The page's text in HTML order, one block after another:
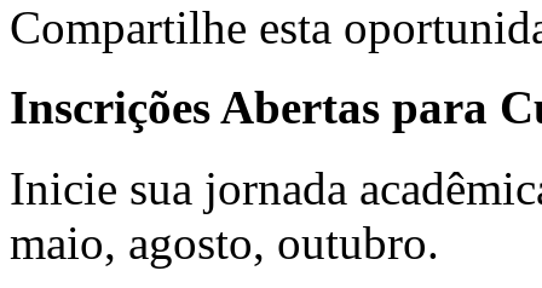
Compartilhe esta
Inscrições Abertas para
Inicie sua jornada
maio, agosto, outubro.